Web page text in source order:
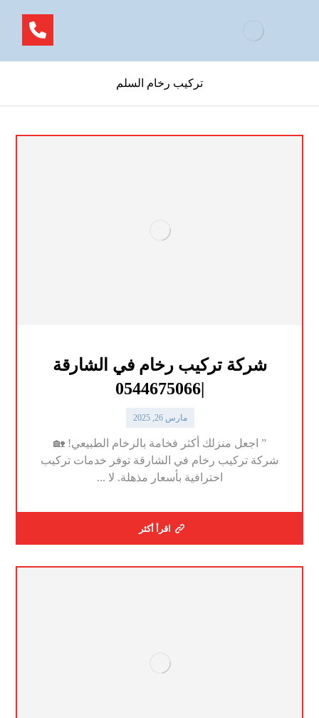
تركيب رخام السلم
شركة تركيب رخام في الشارقة
|0544675066
مارس 26, 2025
” اجعل منزلك أكثر فخامة بالرخام الطبيعي! 🏡
شركة تركيب رخام في الشارقة توفر خدمات تركيب
احترافية بأسعار مذهلة. لا ...
اقرأ أكثر